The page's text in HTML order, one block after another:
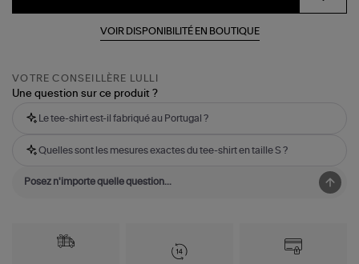
VOIR DISPONIBILITÉ EN BOUTIQUE
VOTRE CONSEILLÈRE LULLI
Une question sur ce produit ?
Le tee-shirt est-il fabriqué au Portugal ?
Quelles sont les mesures exactes du tee-shirt en taille S ?